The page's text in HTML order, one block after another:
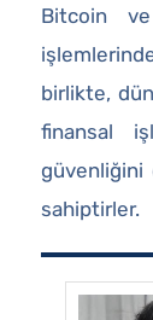
Bitcoin
birlikte,
finansal
güvenliğini
sahiptirler.